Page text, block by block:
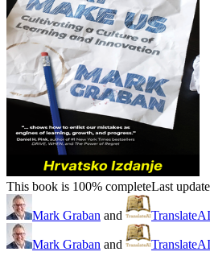
This book is 100% completeLast
Mark Graban and TranslateAI
Mark Graban and
TranslateAI